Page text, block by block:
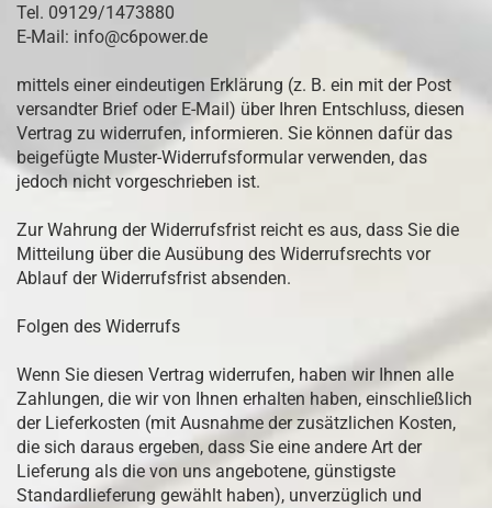
Tel. 09129/1473880
E-Mail: info@c6power.de
mittels einer eindeutigen Erklärung (z. B. ein mit der Post
versandter Brief oder E-Mail) über Ihren Entschluss, diesen
Vertrag zu widerrufen, informieren. Sie können dafür das
beigefügte Muster-Widerrufsformular verwenden, das
jedoch nicht vorgeschrieben ist.
Zur Wahrung der Widerrufsfrist reicht es aus, dass Sie die
Mitteilung über die Ausübung des Widerrufsrechts vor
Ablauf der Widerrufsfrist absenden.
Folgen des Widerrufs
Wenn Sie diesen Vertrag widerrufen, haben wir Ihnen alle
Zahlungen, die wir von Ihnen erhalten haben, einschließlich
der Lieferkosten (mit Ausnahme der zusätzlichen Kosten,
die sich daraus ergeben, dass Sie eine andere Art der
Lieferung als die von uns angebotene, günstigste
Standardlieferung gewählt haben), unverzüglich und